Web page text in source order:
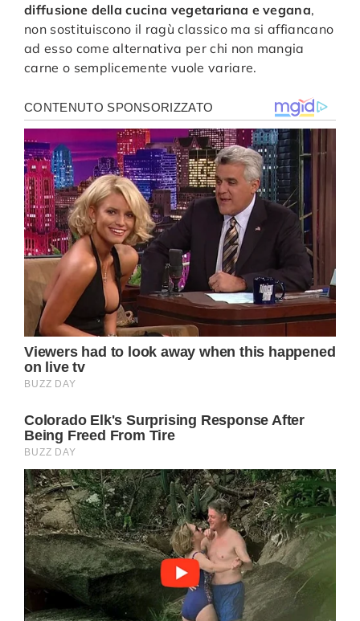
diffusione della cucina vegetariana e vegana,
non sostituiscono il ragù classico ma si affiancano
ad esso come alternativa per chi non mangia
carne o semplicemente vuole variare.